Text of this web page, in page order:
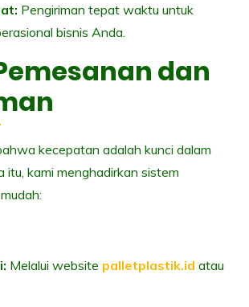
Pengiriman tepat waktu untuk
bisnis Anda.
dan
kecepatan adalah kunci dalam
itu, kami menghadirkan sistem
Melalui website palletplastik.id atau